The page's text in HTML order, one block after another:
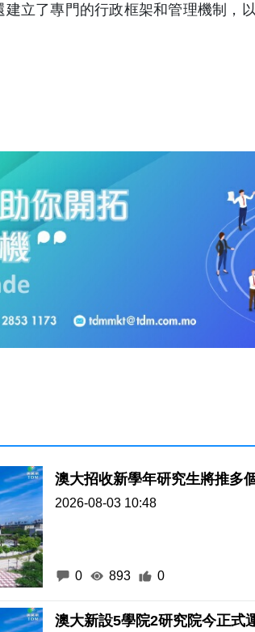
立了專門的行政框架和管理機制，
澳大招收新學年研究生將推多
2026-08-03 10:48
0 893 0
澳大新設5學院2研究院今正式